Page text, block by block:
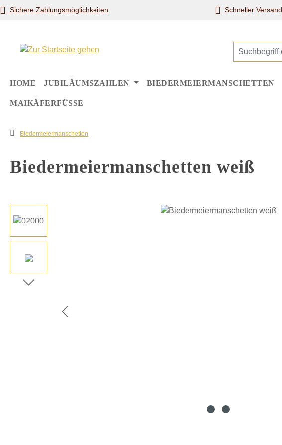
Hauptinhalt springen
Zur Suche springen
Zur Hauptnavigation springen
Sichere Zahlungsmöglichkeiten Schneller Versand
HOME JUBILÄUMSZAHLEN BIEDERMEIERMANSCHETTEN
MAIKÄFERFÜSSE
Biedermeiermanschetten
Biedermeiermanschetten weiß